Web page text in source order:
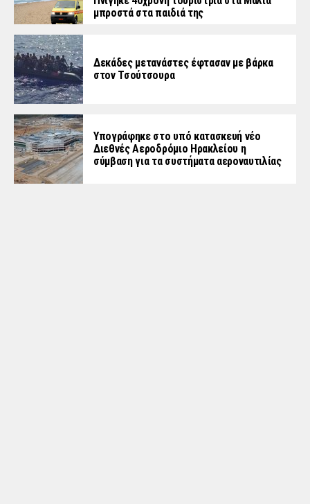
μπροστά στα παιδιά της
Δεκάδες μετανάστες έφτασαν με βάρκα
στον Τσούτσουρα
Υπογράφηκε στο υπό κατασκευή νέο
Διεθνές Αεροδρόμιο Ηρακλείου η
σύμβαση για τα συστήματα αεροναυτιλίας